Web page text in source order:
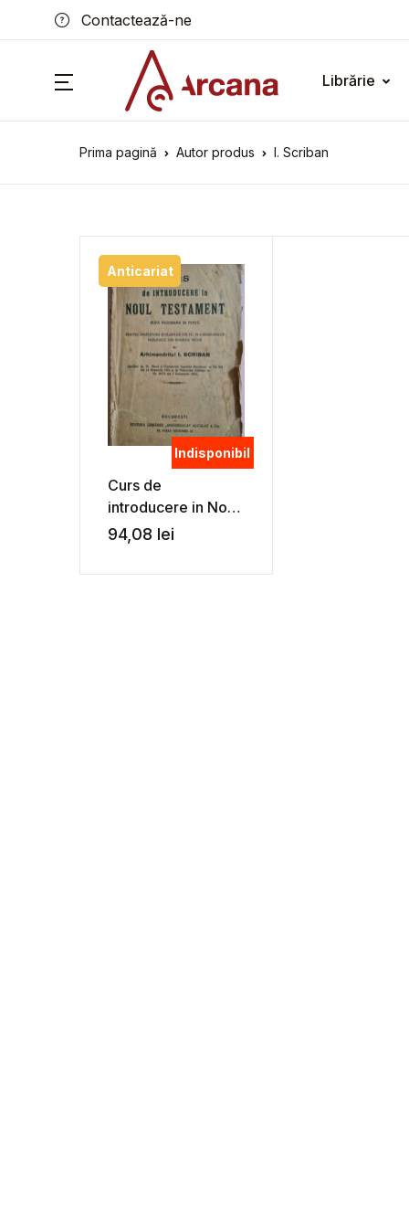
Contactează-ne
Librărie
Prima pagină Autor produs I. Scriban
Anticariat
Indisponibil
Curs de
introducere in Noul
Testament –
Scriban
94,08 lei